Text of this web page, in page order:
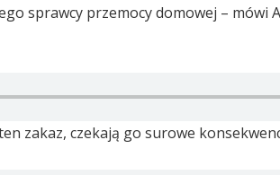
sprawcy przemocy domowej – mówi
zakaz, czekają go surowe